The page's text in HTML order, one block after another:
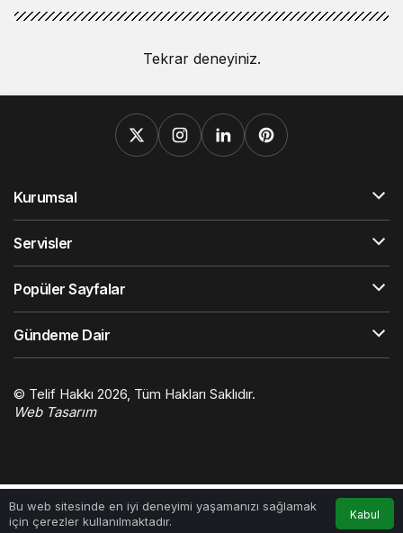
Tekrar deneyiniz.
Bu web sitesinde en iyi deneyimi yaşamanızı sağlamak
için çerezler kullanılmaktadır.
Kabul
Anasayfa Akış Bildirimler
0
Kurumsal
Servisler
Popüler Sayfalar
Gündeme Dair
© Telif Hakkı 2026, Tüm Hakları Saklıdır.
Web Tasarım